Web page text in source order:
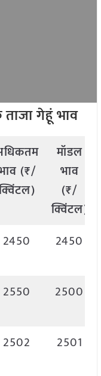
गेहूं भाव
(₹/
मॉडल
भाव
(₹/
क्विंटल)
2450 2450
2550 2500
2502 2501